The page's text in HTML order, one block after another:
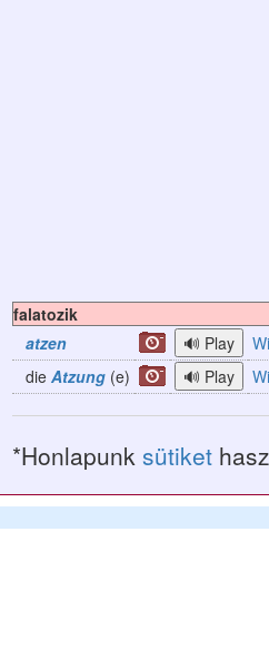
falatozik
atzen
die Atzung (e)
*Honlapunk sütiket